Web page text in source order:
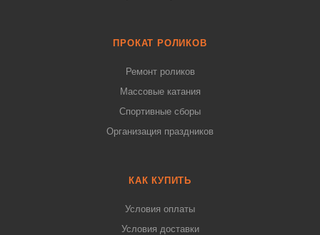
ПРОКАТ РОЛИКОВ
Ремонт роликов
Массовые катания
Спортивные сборы
Организация праздников
КАК КУПИТЬ
Условия оплаты
Условия доставки